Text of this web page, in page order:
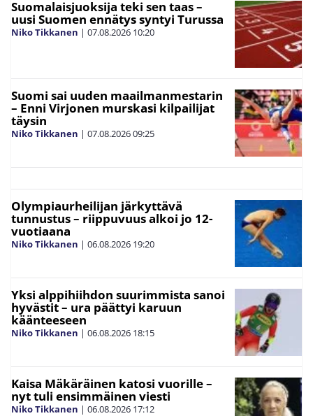
Suomalaisjuoksija teki sen taas –
uusi Suomen ennätys syntyi Turussa
Niko Tikkanen | 07.08.2026 10:20
Suomi sai uuden maailmanmestarin
– Enni Virjonen murskasi kilpailijat
täysin
Niko Tikkanen | 07.08.202609:25
Olympiaurheilijan järkyttävä
tunnustus – riippuvuus alkoi jo 12-
vuotiaana
Niko Tikkanen | 06.08.2026 19:20
Yksi alppihiihdon suurimmista sanoi
hyvästit – ura päättyi karuun
käänteeseen
Niko Tikkanen | 06.08.2026 18:15
Kaisa Mäkäräinen katosi vuorille –
nyt tuli ensimmäinen viesti
Niko Tikkanen | 06.08.2026 17:12